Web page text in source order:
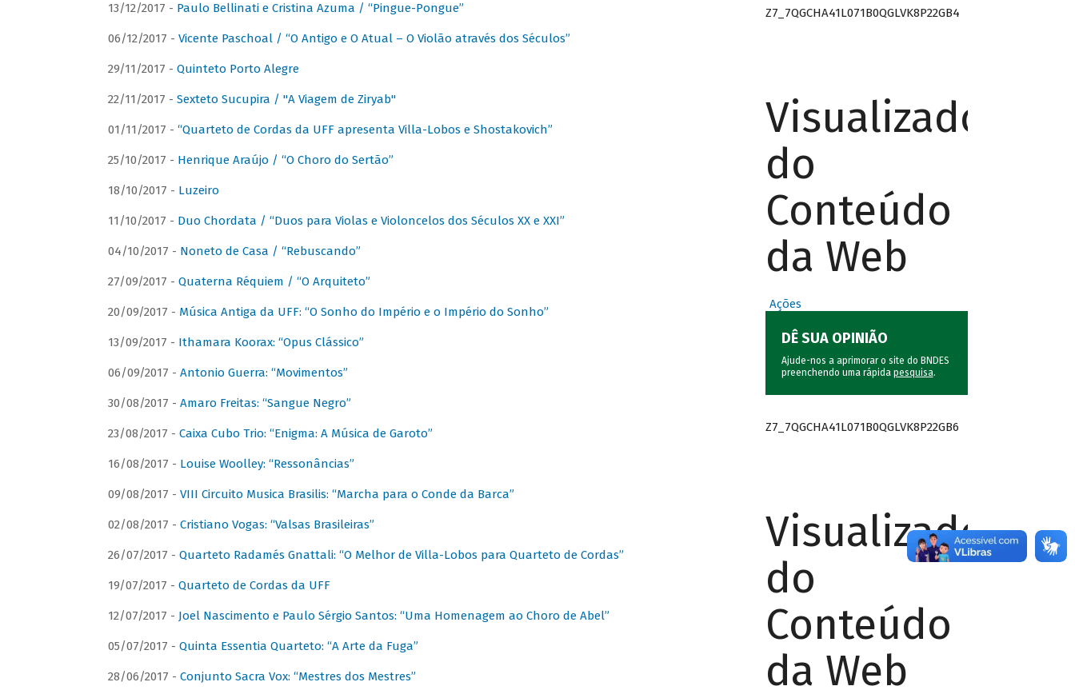
13/12/2017 - Paulo Bellinati e Cristina Azuma / “Pingue-Pongue”
06/12/2017 - Vicente Paschoal / “O Antigo e O Atual – O Violão através dos Séculos”
29/11/2017 - Quinteto Porto Alegre
22/11/2017 - Sexteto Sucupira / "A Viagem de Ziryab"
01/11/2017 - “Quarteto de Cordas da UFF apresenta Villa-Lobos e Shostakovich”
25/10/2017 - Henrique Araújo / “O Choro do Sertão”
18/10/2017 - Luzeiro
11/10/2017 - Duo Chordata / “Duos para Violas e Violoncelos dos Séculos XX e XXI”
04/10/2017 - Noneto de Casa / “Rebuscando”
27/09/2017 - Quaterna Réquiem / “O Arquiteto”
20/09/2017 - Música Antiga da UFF: “O Sonho do Império e o Império do Sonho”
13/09/2017 - Ithamara Koorax: “Opus Clássico”
06/09/2017 - Antonio Guerra: “Movimentos”
30/08/2017 - Amaro Freitas: “Sangue Negro”
23/08/2017 - Caixa Cubo Trio: “Enigma: A Música de Garoto”
16/08/2017 - Louise Woolley: “Ressonâncias”
09/08/2017 - VIII Circuito Musica Brasilis: “Marcha para o Conde da Barca”
02/08/2017 - Cristiano Vogas: “Valsas Brasileiras”
26/07/2017 - Quarteto Radamés Gnattali: “O Melhor de Villa-Lobos para Quarteto de Cordas”
19/07/2017 - Quarteto de Cordas da UFF
12/07/2017 - Joel Nascimento e Paulo Sérgio Santos: “Uma Homenagem ao Choro de Abel”
05/07/2017 - Quinta Essentia Quarteto: “A Arte da Fuga”
28/06/2017 - Conjunto Sacra Vox: “Mestres dos Mestres”
Z7_7QGCHA41L071B0QGLVK8P22GB4
Visualizador
do
Conteúdo
da Web
Ações
DÊ SUA OPINIÃO
Ajude-nos a aprimorar o site do BNDES
preenchendo uma rápida pesquisa.
Z7_7QGCHA41L071B0QGLVK8P22GB6
Visualizador
do
Conteúdo
da Web